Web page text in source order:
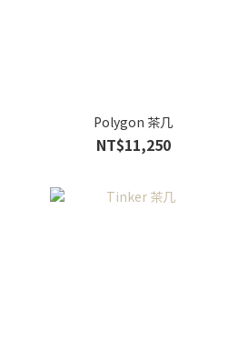
Polygon 茶几
NT$11,250